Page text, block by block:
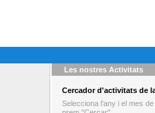
Les nostres Activitats
Cercadord'activitats de
Selecciona l'any i el mes